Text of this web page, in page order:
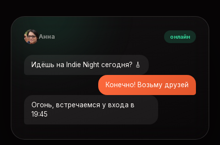
Анна онлайн
Идёшь на Indie Night сегодня? 🎸
Конечно! Возьму друзей
Огонь, встречаемся у входа в
19:45